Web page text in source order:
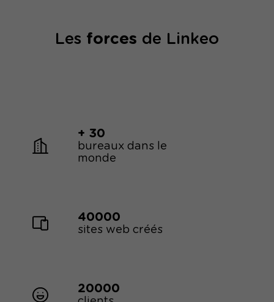
Les forces de Linkeo
+ 30
bureaux dans le
monde
40000
sites web créés
20000